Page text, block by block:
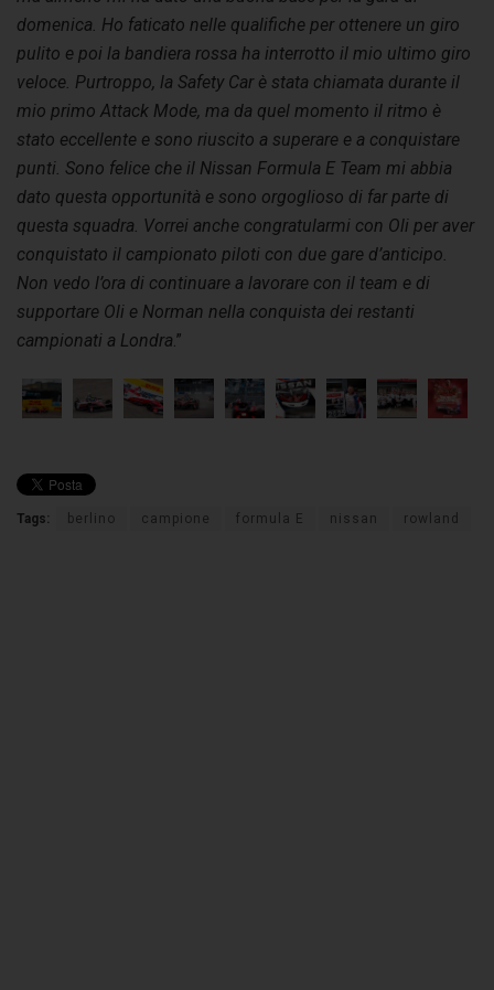
domenica. Ho faticato nelle qualifiche per ottenere un giro
pulito e poi la bandiera rossa ha interrotto il mio ultimo giro
veloce. Purtroppo, la Safety Car è stata chiamata durante il
mio primo Attack Mode, ma da quel momento il ritmo è
stato eccellente e sono riuscito a superare e a conquistare
punti. Sono felice che il Nissan Formula E Team mi abbia
dato questa opportunità e sono orgoglioso di far parte di
questa squadra. Vorrei anche congratularmi con Oli per aver
conquistato il campionato piloti con due gare d’anticipo.
Non vedo l’ora di continuare a lavorare con il team e di
supportare Oli e Norman nella conquista dei restanti
campionati a Londra .”
Tags: berlino campione formula E nissan rowland